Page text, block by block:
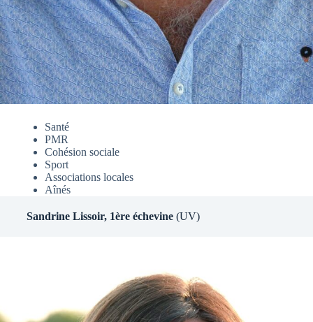
Santé
PMR
Cohésion sociale
Sport
Associations locales
Aînés
Sandrine Lissoir, 1ère échevine (UV)